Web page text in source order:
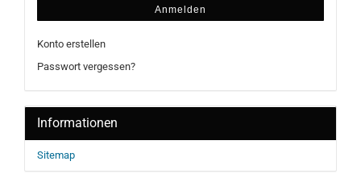
Anmelden
Konto erstellen
Passwort vergessen?
Informationen
Sitemap